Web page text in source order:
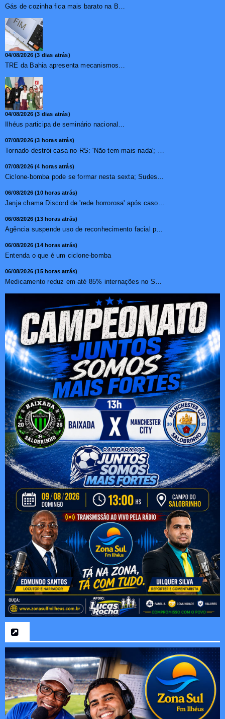
Gás de cozinha fica mais barato na Bahia após redução de 7,1%
04/08/2026 (3 dias atrás)
TRE da Bahia apresenta mecanismos de segurança das urnas e nova ordem de votação para eleições
04/08/2026 (3 dias atrás)
Ilhéus participa de seminário nacional sobre turismo sustentável e captação de investimentos
07/08/2026 (3 horas atrás)
Tornado destrói casa no RS: 'Não tem mais nada'; vídeo ...
07/08/2026 (4 horas atrás)
Ciclone-bomba pode se formar nesta sexta; Sudeste terá mai...
06/08/2026 (10 horas atrás)
Janja chama Discord de 'rede horrorosa' após caso de suic�...
06/08/2026 (13 horas atrás)
Agência suspende uso de reconhecimento facial para chamada...
06/08/2026 (14 horas atrás)
Entenda o que é um ciclone-bomba
06/08/2026 (15 horas atrás)
Medicamento reduz em até 85% internações no SUS por fibr...